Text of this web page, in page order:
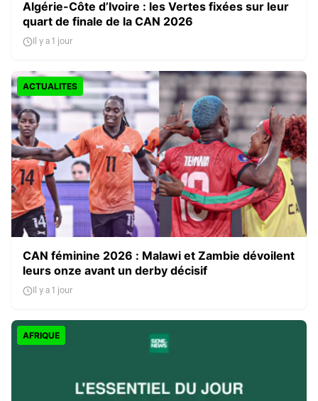
Algérie-Côte d’Ivoire : les Vertes fixées sur leur
quart de finale de la CAN 2026
Il y a 1 jour
ACTUALITES
CAN féminine 2026 : Malawi et Zambie dévoilent
leurs onze avant un derby décisif
Il y a 1 jour
AFRIQUE